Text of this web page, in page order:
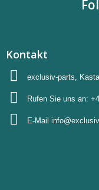
Kontakt
exclusiv-parts,
Rufen Sie uns an:
E-Mail